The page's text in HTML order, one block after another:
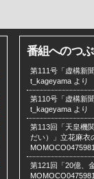
番組へのつ
第111号「虚構新
t_kageyama より
第110号「虚構新
t_kageyama より
第113回「天皇機
だい）」立花麻衣
第121回「20億、